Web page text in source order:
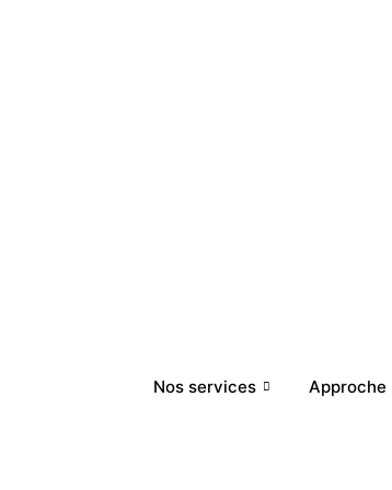
Nos services Approche